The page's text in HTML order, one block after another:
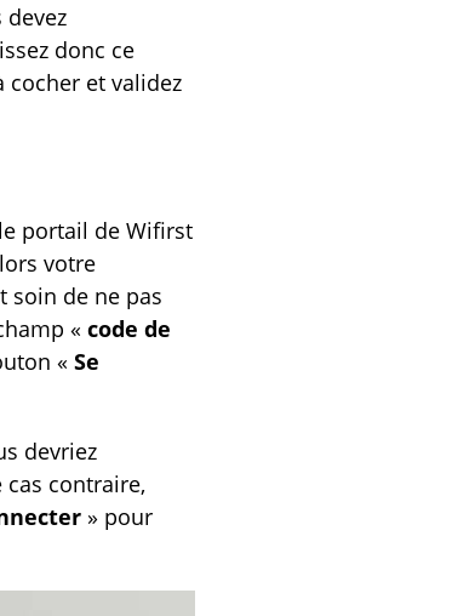
donc ce
cocher et validez
portail de Wifirst
votre
soin de ne pas
« code de
« Se
devriez
contraire,
» pour